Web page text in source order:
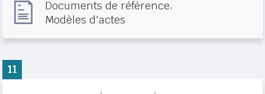
Documents de référence,
Modèles d'actes
11